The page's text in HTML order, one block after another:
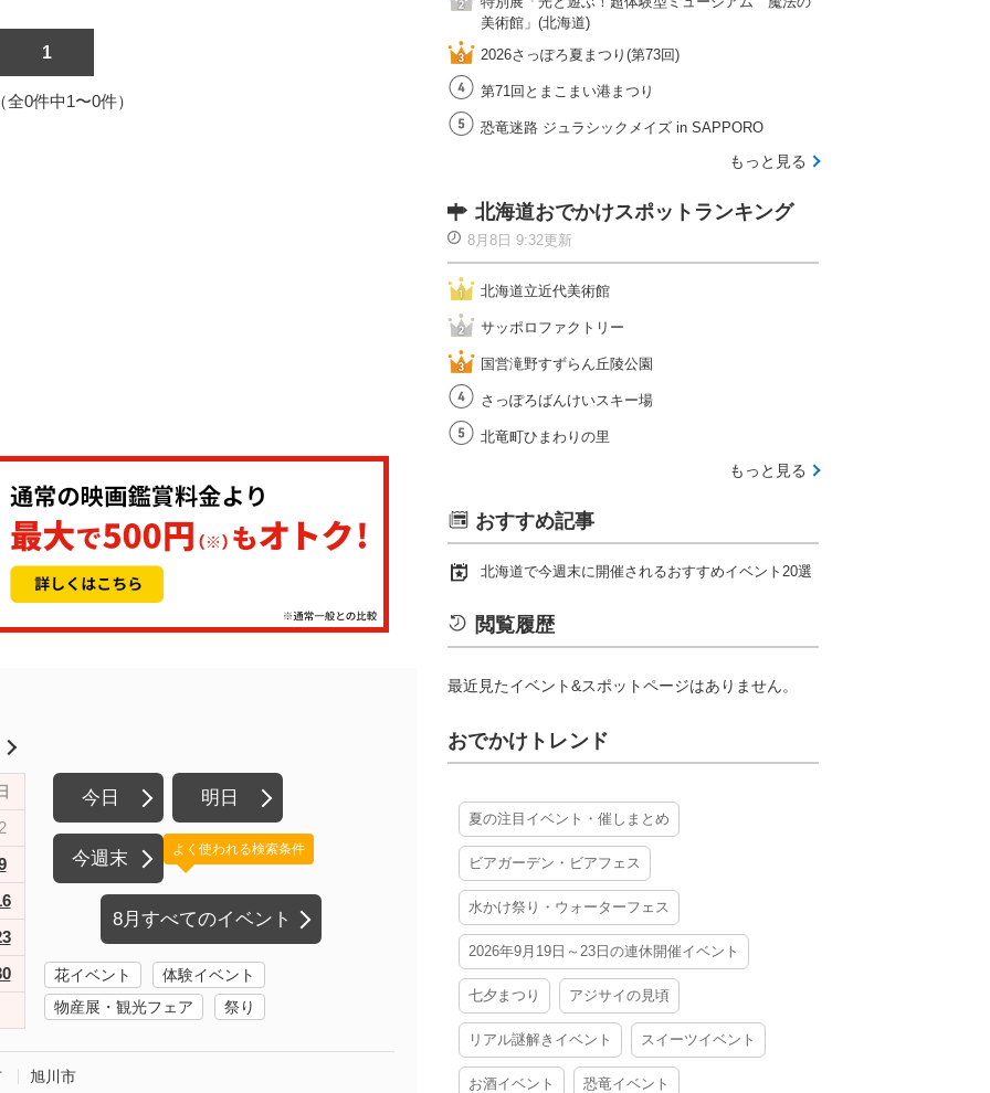
1
全0件中1〜0件）
今日 明日
今週末
8月すべてのイベント
よく使われる検索条件
花イベント
体験イベント
物産展・観光フェア
祭り
旭川市
美術館」(北海道)
2026さっぽろ夏まつり(第73回)
第71回とまこまい港まつり
恐竜迷路 ジュラシックメイズ in SAPPORO
もっと見る
北海道おでかけスポットランキング
8月8日 9:32更新
北海道立近代美術館
サッポロファクトリー
国営滝野すずらん丘陵公園
さっぽろばんけいスキー場
北竜町ひまわりの里
もっと見る
おすすめ記事
北海道で今週末に開催されるおすすめイベント20選
閲覧履歴
最近見たイベント&スポットページはありません。
おでかけトレンド
夏の注目イベント・催しまとめ
ビアガーデン・ビアフェス
水かけ祭り・ウォーターフェス
2026年9月19日～23日の連休開催イベント
七夕まつり アジサイの見頃
リアル謎解きイベント スイーツイベント
お酒イベント 恐竜イベント